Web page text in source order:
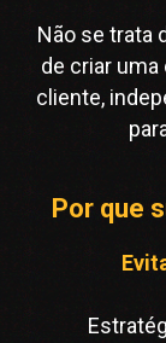
Não se trata
de criar
cliente,
Por que